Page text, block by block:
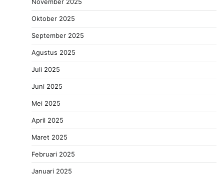
Oktober 2025
September 2025
Agustus 2025
Juli 2025
Juni 2025
Mei 2025
April 2025
Maret 2025
Februari 2025
Januari 2025